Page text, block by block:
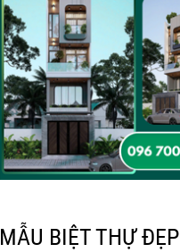
MẪU BIỆT THỰ ĐẸP